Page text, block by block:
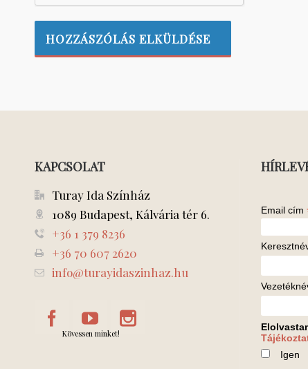
KAPCSOLAT
Turay Ida Színház
1089 Budapest, Kálvária tér 6.
+36 1 379 8236
+36 70 607 2620
info@turayidaszinhaz.hu
Kövessen minket!
Email cím
Igen